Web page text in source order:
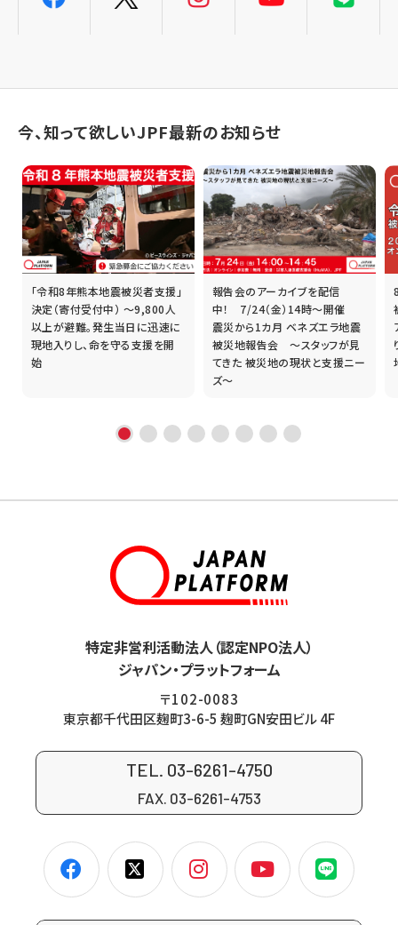
今、知って欲しいJPF最新のお知らせ
「令和8年熊本地震被災者支援」
決定（寄付受付中） ～9,800人
以上が避難。発生当日に迅速に
現地入りし、命を守る支援を開
始
報告会のアーカイブを配信
中！ 7/24（金）14時～開催
震災から1カ月 ベネズエラ地震
被災地報告会 ～スタッフが見
てきた 被災地の現状と支援ニー
ズ～
特定非営利活動法人（認定NPO法人）
ジャパン・プラットフォーム
〒102-0083
東京都千代田区麹町3-6-5 麹町GN安田ビル 4F
TEL. 03-6261-4750
FAX. 03-6261-4753